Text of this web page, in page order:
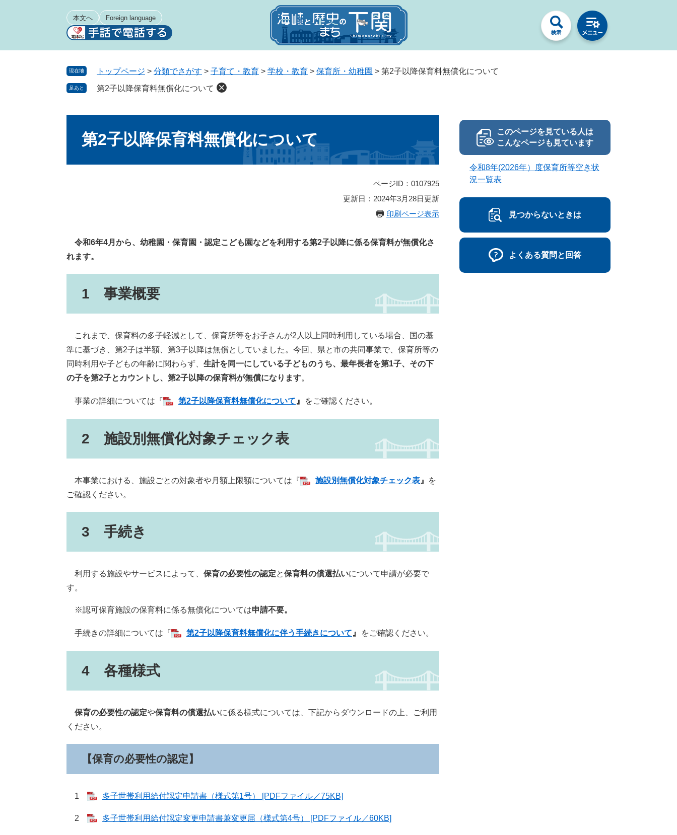
本文へ Foreign language
現在地 トップページ > 分類でさがす > 子育て・教育 > 学校・教育 > 保育所・幼稚園 > 第2子以降保育料無償化について
足あと 第2子以降保育料無償化について
第2子以降保育料無償化について
ページID：0107925
更新日：2024年3月28日更新
印刷ページ表示
令和6年4月から、幼稚園・保育園・認定こども園などを利用する第2子以降に係る保育料が無償化さ
れます。
1 事業概要
これまで、保育料の多子軽減として、保育所等をお子さんが2人以上同時利用している場合、国の基
準に基づき、第2子は半額、第3子以降は無償としていました。今回、県と市の共同事業で、保育所等の
同時利用や子どもの年齢に関わらず、 生計を同一にしている子どものうち、最年長者を第1子、その下
の子を第2子とカウントし、第2子以降の保育料が無償になります。
事業の詳細については『 第2子以降保育料無償化について』 をご確認ください。
2 施設別無償化対象チェック表
本事業における、施設ごとの対象者や月額上限額については 『 施設別無償化対象チェック表 』
を
ご確認ください。
3 手続き
利用する施設やサービスによって、 保育の必要性の認定と保育料の償還払いについて申請が必要で
す。
※認可保育施設の保育料に係る無償化については申請不要。
手続きの詳細については『 第2子以降保育料無償化に伴う手続きについて』 をご確認ください。
4 各種様式
保育の必要性の認定や保育料の償還払いに係る様式については、下記からダウンロードの上、ご利用
ください。
【保育の必要性の認定】
1 多子世帯利用給付認定申請書（様式第1号） [PDFファイル／75KB]
2 多子世帯利用給付認定変更申請書兼変更届（様式第4号） [PDFファイル／60KB]
このページを見ている人は
こんなページも見ています
令和8年(2026年）度保育所等空き状
況一覧表
見つからないときは
よくある質問と回答